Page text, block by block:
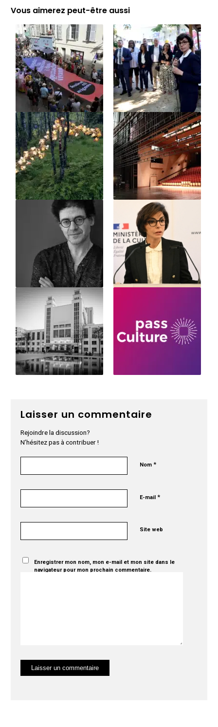
Vous aimerez peut-être aussi
Laisser un commentaire
Rejoindre la discussion?
N’hésitez pas à contribuer !
Nom*
E-mail*
Site web
Enregistrer mon nom, mon e-mail et mon site dans le
navigateur pour mon prochain commentaire.